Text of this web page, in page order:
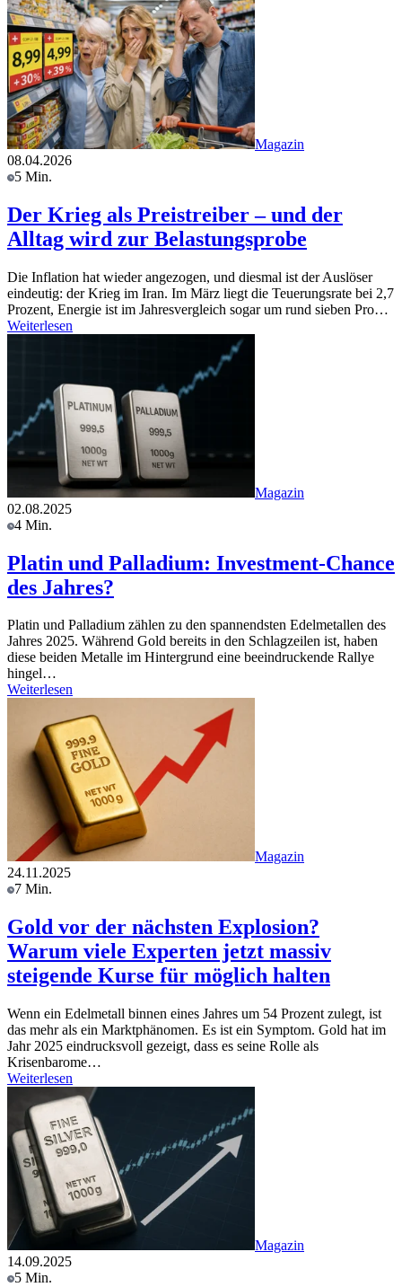
Magazin
08.04.2026
5 Min.
Der Krieg als Preistreiber – und der
Alltag wird zur Belastungsprobe
Die Inflation hat wieder angezogen, und diesmal ist der Auslöser
eindeutig: der Krieg im Iran. Im März liegt die Teuerungsrate bei 2,7
Prozent, Energie ist im Jahresvergleich sogar um rund sieben Pro…
Weiterlesen
Magazin
02.08.2025
4 Min.
Platin und Palladium: Investment-Chance
des Jahres?
Platin und Palladium zählen zu den spannendsten Edelmetallen des
Jahres 2025. Während Gold bereits in den Schlagzeilen ist, haben
diese beiden Metalle im Hintergrund eine beeindruckende Rallye
hingel…
Weiterlesen
Magazin
24.11.2025
7 Min.
Gold vor der nächsten Explosion?
Warum viele Experten jetzt massiv
steigende Kurse für möglich halten
Wenn ein Edelmetall binnen eines Jahres um 54 Prozent zulegt, ist
das mehr als ein Marktphänomen. Es ist ein Symptom. Gold hat im
Jahr 2025 eindrucksvoll gezeigt, dass es seine Rolle als
Krisenbarome…
Weiterlesen
Magazin
14.09.2025
5 Min.